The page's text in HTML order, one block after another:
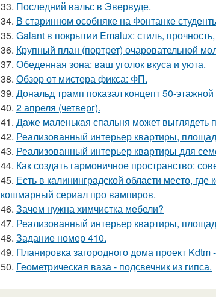
33. Последний вальс в Эвервуде.
34. В старинном особняке на Фонтанке
35. Galant в покрытии Emalux: стиль,
36. Крупный план (портрет) очаровательной
37. Обеденная зона: ваш уголок вкуса и уюта.
38. Обзор от мистера фикса: ФП.
39. Дональд трамп показал концепт 50-
40. 2 апреля (четверг).
41. Даже маленькая спальня может выглядеть
42. Реализованный интерьер квартиры,
43. Реализованный интерьер квартиры для
44. Как создать гармоничное пространство:
45. Есть в калининградской области место,
кошмарный сериал про вампиров.
46. Зачем нужна химчистка мебели?
47. Реализованный интерьер квартиры,
48. Задание номер 410.
49. Планировка загородного дома проект
50. Геометрическая ваза - подсвечник из гипса.